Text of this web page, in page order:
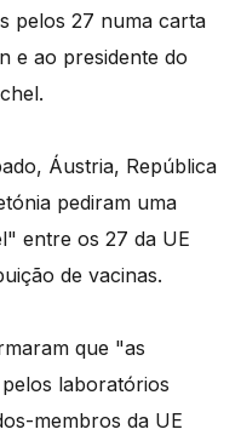
pelos 27 numa carta
e ao presidente do
Áustria, República
pediram uma
entre os 27 da UE
de vacinas.
que "as
laboratórios
membros da UE